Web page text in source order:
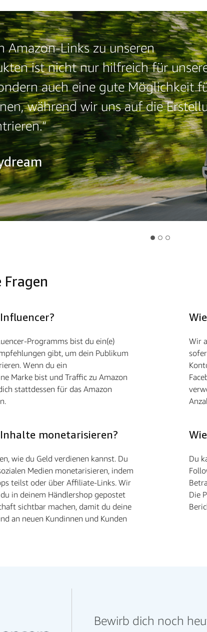
Amazon-Links zu unseren
ist nicht nur hilfreich für
auch eine gute Möglichkeit
während wir uns auf die
Programms bist du ein(e)
gibt, um dein Publikum
Wenn du ein
Marke bist und Traffic zu Amazon
stattdessen für das Amazon
monetarisieren?
wie du Geld verdienen kannst. Du
Medien monetarisieren, indem
teilst oder über Affiliate-Links. Wir
in deinem Händlershop gepostet
sichtbar machen, damit du deine
an neuen Kundinnen und Kunden
Wir
Du
Die
Bewirb dich noch